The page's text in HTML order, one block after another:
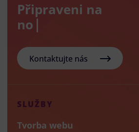
Připraveni na
nový e-sh
Kontaktujte nás
SLUŽBY
Tvorba webu